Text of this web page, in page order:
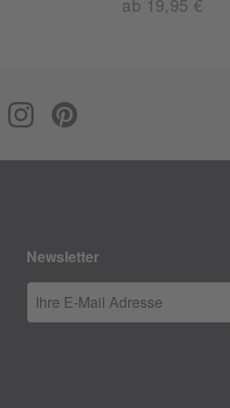
Newsletter
Ihre E-Mail Adresse